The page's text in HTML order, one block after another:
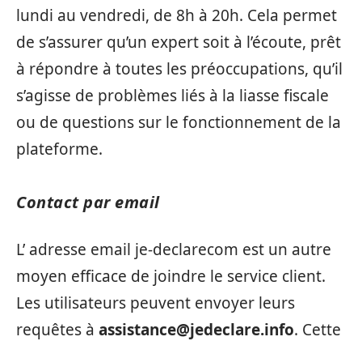
lundi au vendredi, de 8h à 20h. Cela permet
de s’assurer qu’un expert soit à l’écoute, prêt
à répondre à toutes les préoccupations, qu’il
s’agisse de problèmes liés à la liasse fiscale
ou de questions sur le fonctionnement de la
plateforme.
Contact par email
L’ adresse email je-declarecom est un autre
moyen efficace de joindre le service client.
Les utilisateurs peuvent envoyer leurs
requêtes à assistance@jedeclare.info. Cette